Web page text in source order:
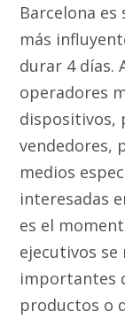
Barcelona
más
durar 4 días.
operadores
dispositivos,
vendedores,
medios
interesadas
es el
ejecutivos
importantes
productos o